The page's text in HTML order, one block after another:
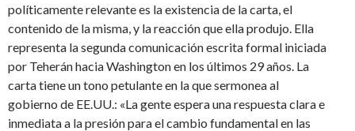
políticamente relevante es la existencia de la carta, el
contenido de la misma, y la reacción que ella produjo. Ella
representa la segunda comunicación escrita formal iniciada
por Teherán hacia Washington en los últimos 29 años. La
carta tiene un tono petulante en la que sermonea al
gobierno de EE.UU.: «La gente espera una respuesta clara e
inmediata a la presión para el cambio fundamental en las